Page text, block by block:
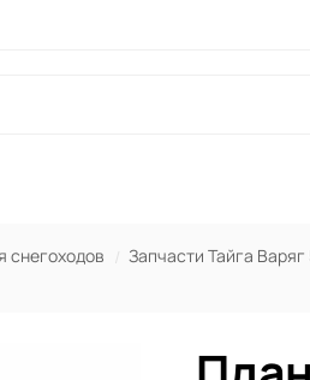
снегоходов Запчасти Тайга